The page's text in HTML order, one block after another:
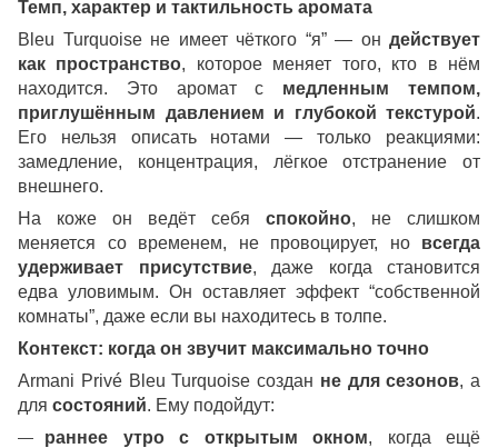
Темп, характер и тактильность аромата
Bleu Turquoise не имеет чёткого “я” — он действует
как пространство, которое меняет того, кто в нём
находится. Это аромат с медленным темпом,
приглушённым давлением и глубокой текстурой.
Его нельзя описать нотами — только реакциями:
замедление, концентрация, лёгкое отстранение от
внешнего.
На коже он ведёт себя спокойно, не слишком
меняется со временем, не провоцирует, но всегда
удерживает присутствие, даже когда становится
едва уловимым. Он оставляет эффект “собственной
комнаты”, даже если вы находитесь в толпе.
Контекст: когда он звучит максимально точно
Armani Privé Bleu Turquoise создан не для сезонов, а
для состояний. Ему подойдут:
раннее утро с открытым окном, когда ещё